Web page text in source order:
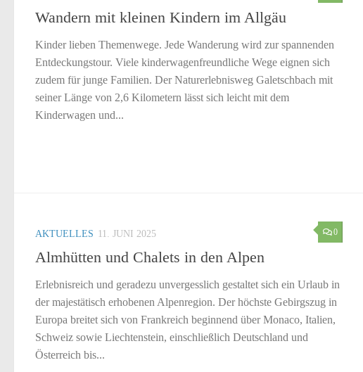
Wandern mit kleinen Kindern im Allgäu
Kinder lieben Themenwege. Jede Wanderung wird zur spannenden
Entdeckungstour. Viele kinderwagenfreundliche Wege eignen sich
zudem für junge Familien. Der Naturerlebnisweg Galetschbach mit
seiner Länge von 2,6 Kilometern lässt sich leicht mit dem
Kinderwagen und...
0
AKTUELLES 11. JUNI 2025
Almhütten und Chalets in den Alpen
Erlebnisreich und geradezu unvergesslich gestaltet sich ein Urlaub in
der majestätisch erhobenen Alpenregion. Der höchste Gebirgszug in
Europa breitet sich von Frankreich beginnend über Monaco, Italien,
Schweiz sowie Liechtenstein, einschließlich Deutschland und
Österreich bis...